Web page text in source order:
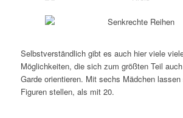
Vier senkrechte Reihen
Selbstverständlich gibt es auch hier viele
Möglichkeiten, die sich zum größten Teil
Garde orientieren. Mit sechs Mädchen
Figuren stellen, als mit 20.